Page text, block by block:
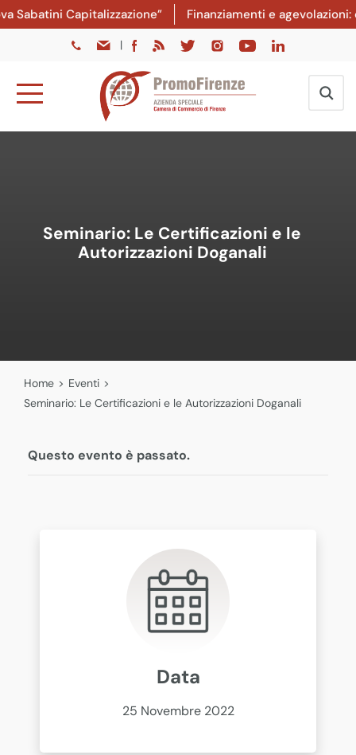
Capitalizzazione” Finanziamenti e agevolazioni:
|
Seminario: Le Certificazioni e le
Autorizzazioni Doganali
Home > Eventi >
Seminario: Le Certificazioni e le Autorizzazioni Doganali
Questo evento è passato.
Data
25 Novembre 2022